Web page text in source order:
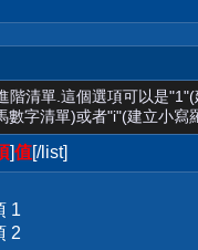
階清單.這個選項可以是
字清單)或者"i"(建立小寫
]值[/list]
1
2